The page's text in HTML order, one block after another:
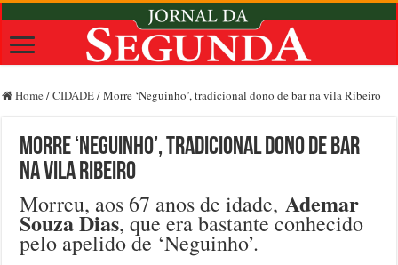
Home /CIDADE/Morre ‘Neguinho’, tradicional dono de bar na vila Ribeiro
Morre ‘Neguinho’, tradicional dono de bar
na vila Ribeiro
Morreu, aos 67 anos de idade,Ademar
Souza Dias, que era bastante conhecido
pelo apelido de ‘Neguinho’.